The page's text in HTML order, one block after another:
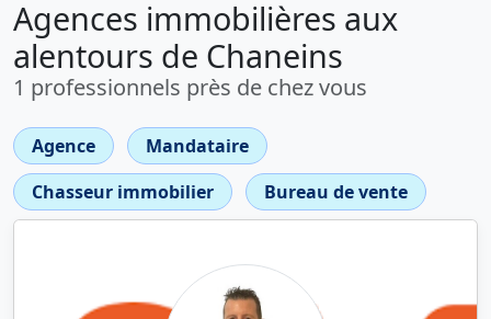
Agences immobilières aux
alentours de Chaneins
1 professionnels près de chez vous
Agence
Mandataire
Chasseur immobilier
Bureau de vente